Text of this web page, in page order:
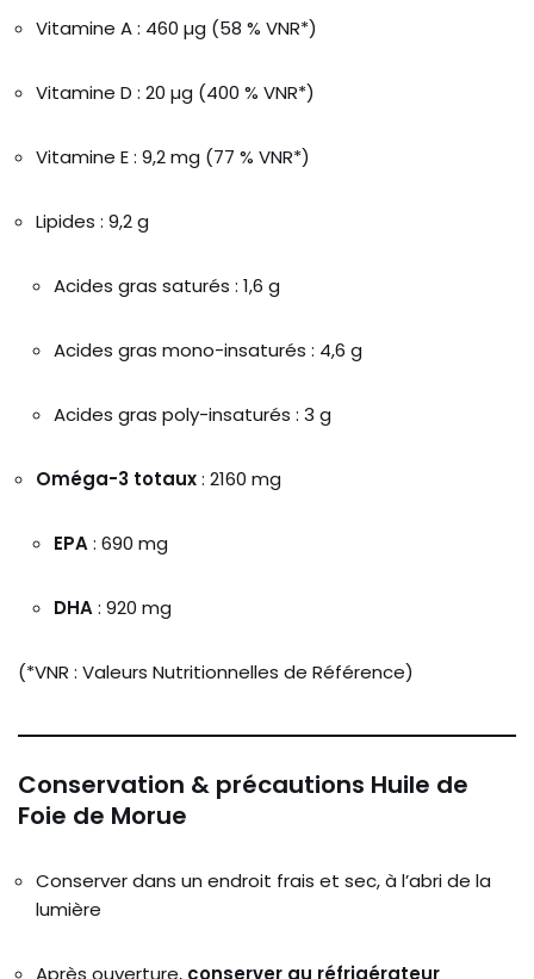
Vitamine A : 460 µg (58 % VNR*)
Vitamine D : 20 µg (400 % VNR*)
Vitamine E : 9,2 mg (77 % VNR*)
Lipides : 9,2 g
Acides gras saturés : 1,6 g
Acides gras mono-insaturés : 4,6 g
Acides gras poly-insaturés : 3 g
Oméga-3 totaux: 2160 mg
EPA: 690 mg
DHA: 920 mg
(*VNR : Valeurs Nutritionnelles de Référence)
Conservation & précautions Huile de
Foie de Morue
Conserver dans un endroit frais et sec, à l’abri de la
lumière
Après ouverture, conserver au réfrigérateur